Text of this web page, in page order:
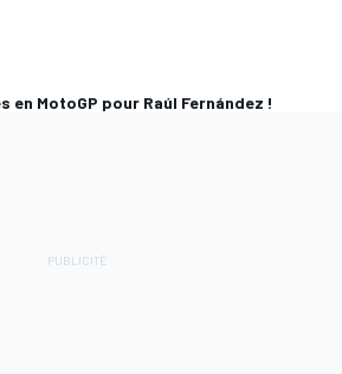
en MotoGP pour Raúl Fernández !